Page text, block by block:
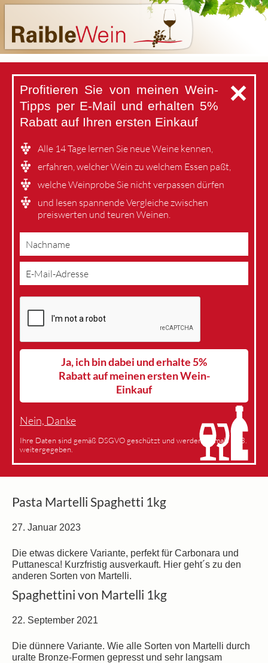
✕
Profitieren Sie von meinen Wein-
Tipps per E-Mail und erhalten 5%
Rabatt auf Ihren ersten Einkauf
Alle 14 Tage lernen Sie neue Weine kennen,
erfahren, welcher Wein zu welchem Essen paßt,
welche Weinprobe Sie nicht verpassen dürfen
und lesen spannende Vergleiche zwischen
preiswerten und teuren Weinen.
Ja, ich bin dabei und erhalte 5%
Rabatt auf meinen ersten Wein-
Einkauf
Nein, Danke
Ihre Daten sind gemäß DSGVO geschützt und werden niemals an 3.
weitergegeben.
Pasta Martelli Spaghetti 1kg
27. Januar 2023
Die etwas dickere Variante, perfekt für Carbonara und
Puttanesca! Kurzfristig ausverkauft. Hier geht´s zu den
anderen Sorten von Martelli.
Spaghettini von Martelli 1kg
22. September 2021
Die dünnere Variante. Wie alle Sorten von Martelli durch
uralte Bronze-Formen gepresst und sehr langsam